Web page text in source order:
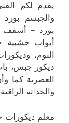
يقدم لكم
والجبسم
بورد – أسقف
أبواب
النوم،
ديكور جبس،
العصرية كما
والحداثة
معلم